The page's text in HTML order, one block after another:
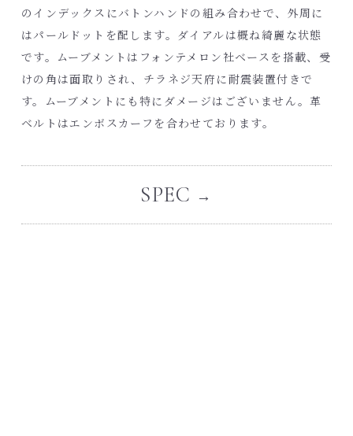
のインデックスにバトンハンドの組み合わせで、外周に
はパールドットを配します。ダイアルは概ね綺麗な状態
です。ムーブメントはフォンテメロン社ベースを搭載、受
けの角は面取りされ、チラネジ天府に耐震装置付きで
す。ムーブメントにも特にダメージはございません。革
ベルトはエンボスカーフを合わせております。
SPEC